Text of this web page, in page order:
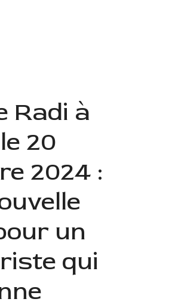
Radi à
20
2024 :
un
qui